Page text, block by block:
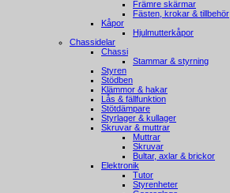
Främre skärmar
Fästen, krokar & tillbehör
Kåpor
Hjulmutterkåpor
Chassidelar
Chassi
Stammar & styrning
Styren
Stödben
Klämmor & hakar
Lås & fällfunktion
Stötdämpare
Styrlager & kullager
Skruvar & muttrar
Muttrar
Skruvar
Bultar, axlar & brickor
Elektronik
Tutor
Styrenheter